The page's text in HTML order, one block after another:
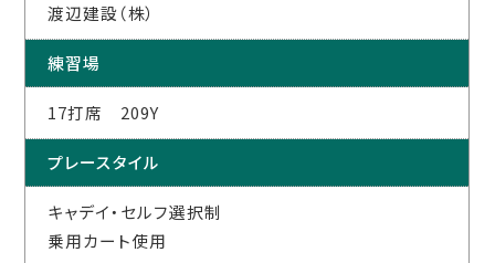
渡辺建設（株）
練習場
17打席 209Y
プレースタイル
キャデイ・セルフ選択制
乗用カート使用